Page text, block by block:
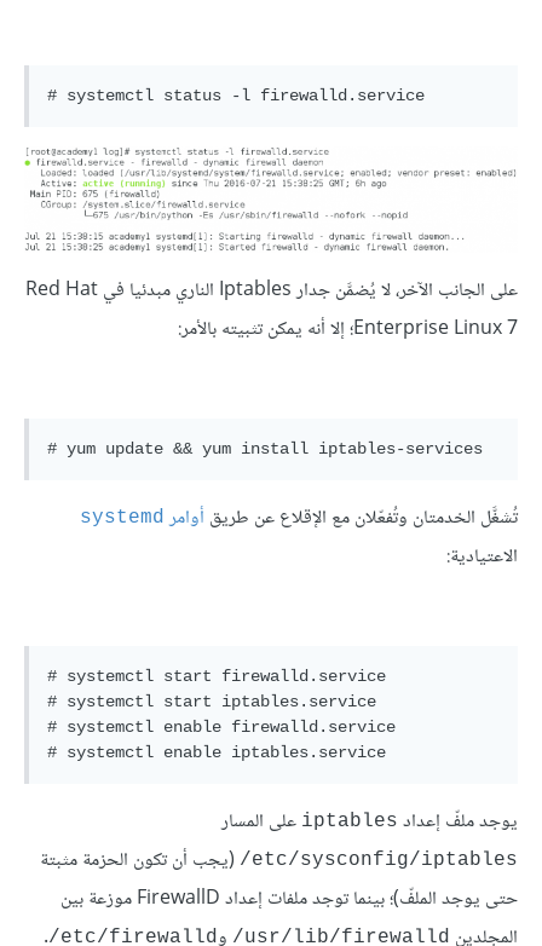
على الجانب الآخر، لا يُضمَّن جدار Iptables الناري مبدئيا في Red Hat
Enterprise Linux 7؛ إلا أنه يمكن تثبيته بالأمر:
تُشغَّل الخدمتان وتُفعّلان مع الإقلاع عن طريق أوامر systemd
الاعتيادية:
# systemctl start firewalld.service
# systemctl start iptables.service
# systemctl enable firewalld.service
يوجد ملفّ إعداد iptables على المسار
etc/sysconfig/iptables/
(يجب أن تكون الحزمة مثبتة
حتى يوجد الملفّ)؛ بينما توجد ملفات إعداد FirewallD موزعة بين
المجلدين usr/lib/firewalld/ وetc/firewalld/
.